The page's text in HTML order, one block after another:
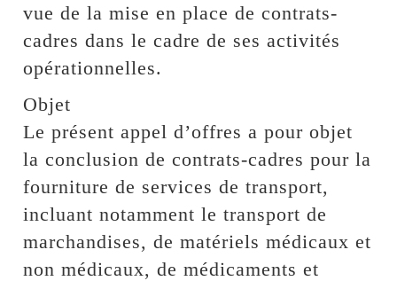
vue de la mise en place de contrats-
cadres dans le cadre de ses activités
opérationnelles.
Objet
Le présent appel d’offres a pour objet
la conclusion de contrats-cadres pour la
fourniture de services de transport,
incluant notamment le transport de
marchandises, de matériels médicaux et
non médicaux, de médicaments et